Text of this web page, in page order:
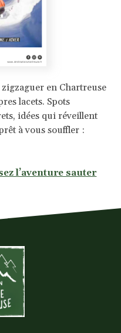
en Chartreuse
lacets. Spots
idées qui réveillent
à vous souffler :
l’aventure sauter